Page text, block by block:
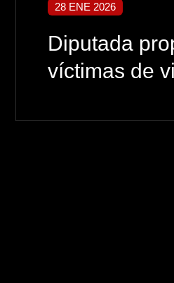
28 ENE 2026
Diputada
víctimas de